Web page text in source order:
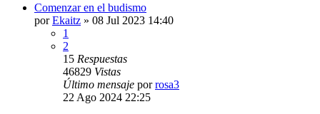
Comenzar en el budismo
porEkaitz » 08 Jul 2023 14:40
1
2
15 Respuestas
46829 Vistas
Último mensaje porrosa3
22 Ago 2024 22:25